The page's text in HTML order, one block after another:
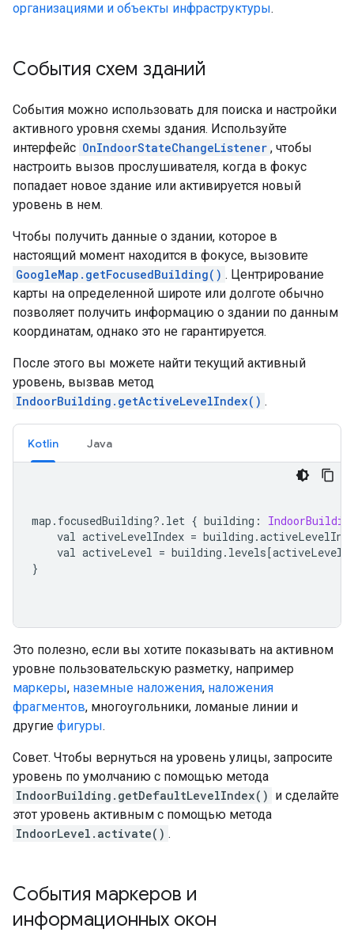
организациями и объекты инфраструктуры.
События схем зданий
События можно использовать для поиска и настройки
активного уровня схемы здания. Используйте
интерфейс OnIndoorStateChangeListener , чтобы
настроить вызов прослушивателя, когда в фокус
попадает новое здание или активируется новый
уровень в нем.
Чтобы получить данные о здании, которое в
настоящий момент находится в фокусе, вызовите
GoogleMap.getFocusedBuilding() . Центрирование
карты на определенной широте или долготе обычно
позволяет получить информацию о здании по данным
координатам, однако это не гарантируется.
После этого вы можете найти текущий активный
уровень, вызвав метод
IndoorBuilding.getActiveLevelIndex() .
Kotlin Java
map . focusedBuilding?. let { building :
val activeLevelIndex = building .
val activeLevel = building . levels[
}
Это полезно, если вы хотите показывать на активном
уровне пользовательскую разметку, например
маркеры, наземные наложения, наложения
фрагментов, многоугольники, ломаные линии и
другие фигуры.
Совет. Чтобы вернуться на уровень улицы, запросите
уровень по умолчанию с помощью метода
IndoorBuilding.getDefaultLevelIndex() и сделайте
этот уровень активным с помощью метода
IndoorLevel.activate() .
События маркеров и
информационных окон